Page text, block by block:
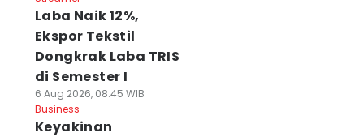
Laba Naik 12%,
Ekspor Tekstil
Dongkrak Laba TRIS
di Semester I
6 Aug 2026, 08:45 WIB
Business
Keyakinan